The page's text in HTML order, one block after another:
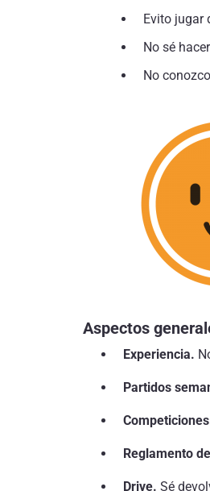
Evito jugar
No sé
No
Aspectos
Experiencia.
Partidos
Reglamento
Drive. Sé